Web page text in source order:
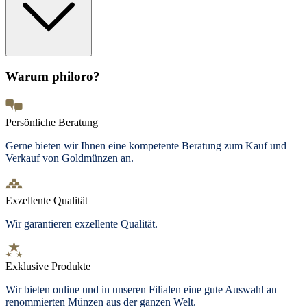
Warum philoro?
Persönliche Beratung
Gerne bieten wir Ihnen eine kompetente Beratung zum Kauf und
Verkauf von Goldmünzen an.
Exzellente Qualität
Wir garantieren exzellente Qualität.
Exklusive Produkte
Wir bieten online und in unseren Filialen eine gute Auswahl an
renommierten Münzen aus der ganzen Welt.